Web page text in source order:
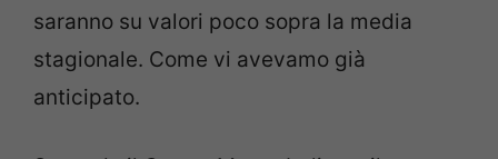
saranno su valori poco sopra la media
stagionale. Come vi avevamo già
anticipato.